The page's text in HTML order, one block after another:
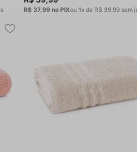
R$ 37,99 no PIXou 1x de R$ 39,99 sem